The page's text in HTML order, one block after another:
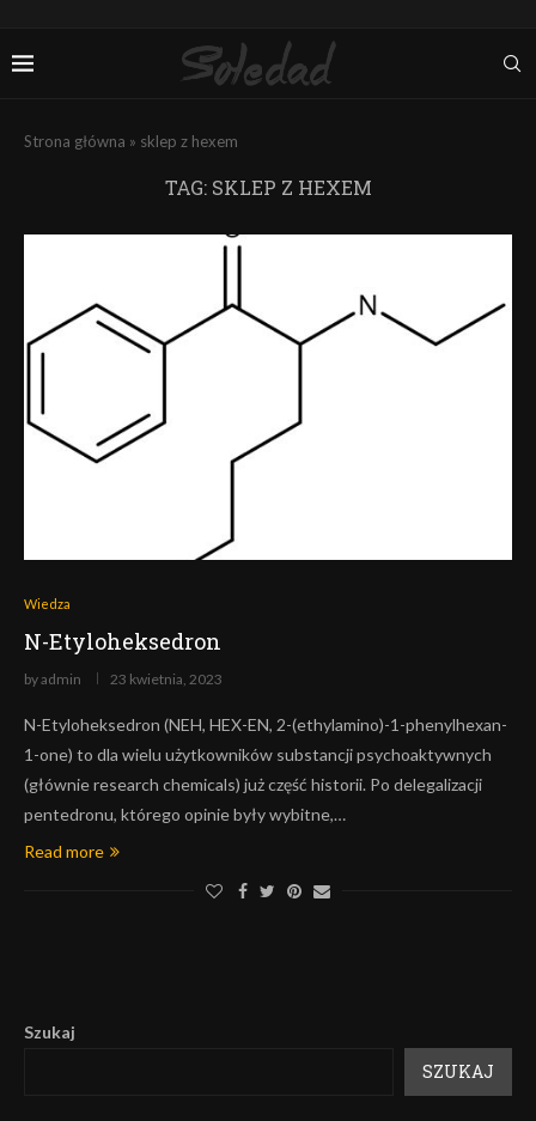
Strona główna » sklep z hexem
TAG: SKLEP Z HEXEM
Wiedza
N-Etyloheksedron
byadmin 23 kwietnia, 2023
N-Etyloheksedron (NEH, HEX-EN, 2-(ethylamino)-1-phenylhexan-
1-one) to dla wielu użytkowników substancji psychoaktywnych
(głównie research chemicals) już część historii. Po delegalizacji
pentedronu, którego opinie były wybitne,…
Read more
Szukaj
SZUKAJ